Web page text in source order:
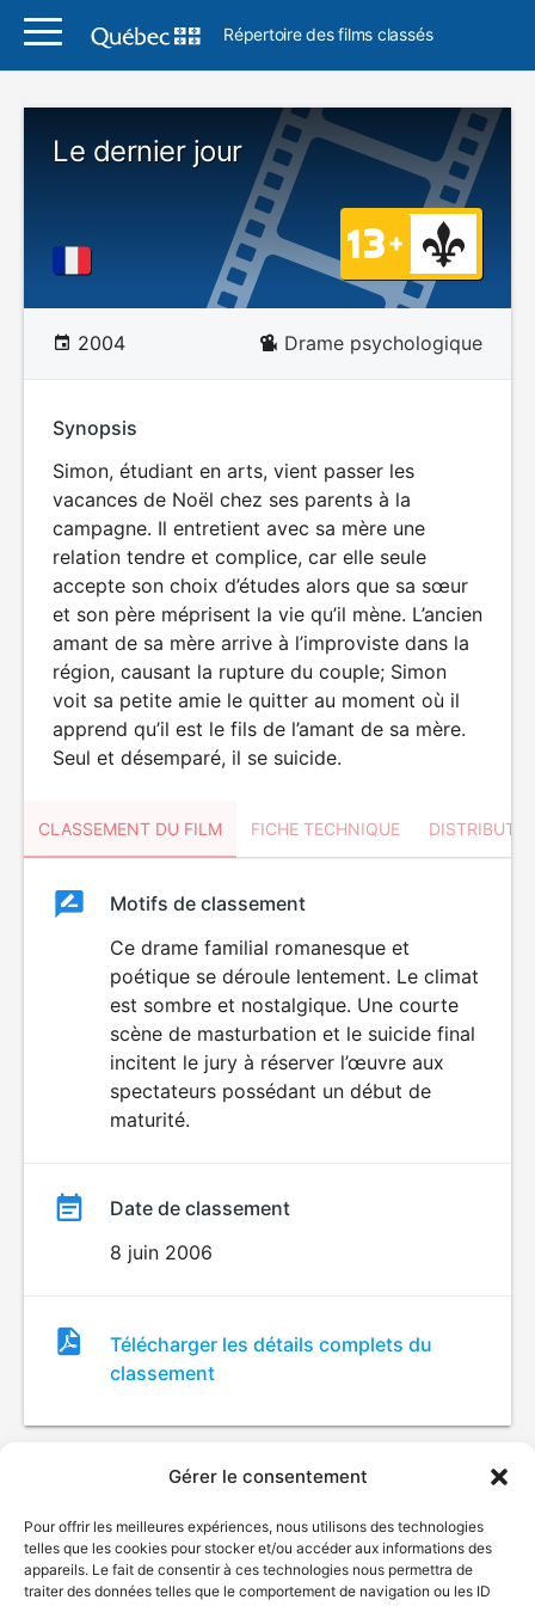
Gérer le consentement
Pour offrir les meilleures expériences, nous utilisons des technologies
telles que les cookies pour stocker et/ou accéder aux informations des
appareils. Le fait de consentir à ces technologies nous permettra de
traiter des données telles que le comportement de navigation ou les ID
Répertoire des films classés
Le dernier jour
2004 Drame psychologique
Synopsis
Simon, étudiant en arts, vient passer les
vacances de Noël chez ses parents à la
campagne. Il entretient avec sa mère une
relation tendre et complice, car elle seule
accepte son choix d’études alors que sa sœur
et son père méprisent la vie qu’il mène. L’ancien
amant de sa mère arrive à l’improviste dans la
région, causant la rupture du couple; Simon
voit sa petite amie le quitter au moment où il
apprend qu’il est le fils de l’amant de sa mère.
Seul et désemparé, il se suicide.
CLASSEMENT DU FILM FICHE TECHNIQUE
ClassementClassement
Motifs de classement
Ce drame familial romanesque et
poétique se déroule lentement. Le climat
est sombre et nostalgique. Une courte
scène de masturbation et le suicide final
incitent le jury à réserver l’œuvre aux
spectateurs possédant un début de
maturité.
Date de classement
8 juin 2006
Fichier
de
classement
Télécharger les détails complets du
classement